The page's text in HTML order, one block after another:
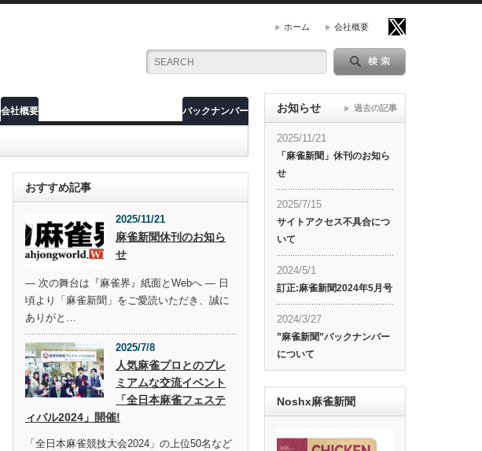
ホーム 会社概要
会社概要 バックナンバー
おすすめ記事
2025/11/21
麻雀新聞休刊のお知ら
せ
― 次の舞台は『麻雀界』紙面とWebへ ― 日
頃より「麻雀新聞」をご愛読いただき、誠に
ありがと…
2025/7/8
人気麻雀プロとのプレ
ミアムな交流イベント
「全日本麻雀フェステ
ィバル2024」開催!
「全日本麻雀競技大会2024」の上位50名など
お知らせ
2025/11/21
「麻雀新聞」休刊のお知ら
せ
2025/7/15
サイトアクセス不具合につ
いて
2024/5/1
訂正:麻雀新聞2024年5月号
2024/3/27
”麻雀新聞”バックナンバー
について
過去の記事
Noshx麻雀新聞